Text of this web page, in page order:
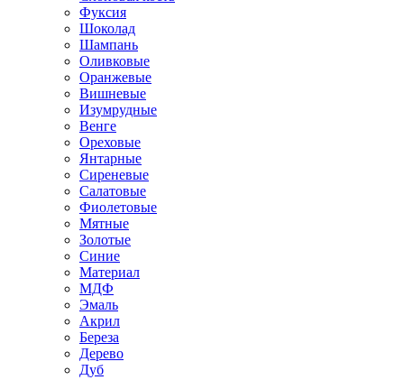
Фуксия
Шоколад
Шампань
Оливковые
Оранжевые
Вишневые
Изумрудные
Венге
Ореховые
Янтарные
Сиреневые
Салатовые
Фиолетовые
Мятные
Золотые
Синие
Материал
МДФ
Эмаль
Акрил
Береза
Дерево
Дуб